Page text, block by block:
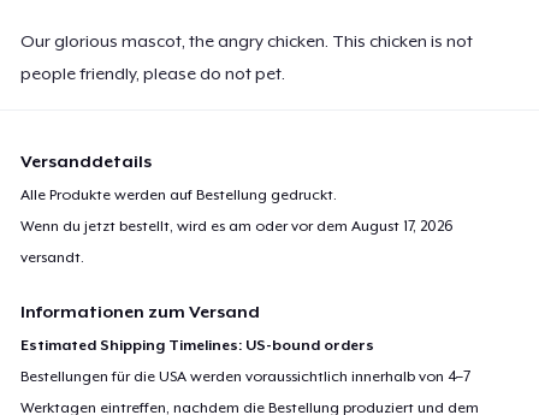
Our glorious mascot, the angry chicken. This chicken is not
people friendly, please do not pet.
Versanddetails
Alle Produkte werden auf Bestellung gedruckt.
Wenn du jetzt bestellt, wird es am oder vor demAugust 17, 2026
versandt.
Informationen zum Versand
Estimated Shipping Timelines: US-bound orders
Bestellungen für die USA werden voraussichtlich innerhalb von 4–7
Werktagen eintreffen, nachdem die Bestellung produziert und dem